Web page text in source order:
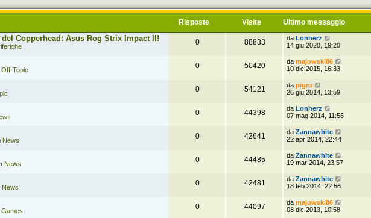
Risposte Visite Ultimo messaggio
Copperhead: Asus Rog Strix Impact II! 0 88833 da Lonherz
14 giu 2020, 19:20
Off-Topic 0 50420 da majowski86
10 dic 2015, 16:33
0 54121 da pigro
26 giu 2014, 13:59
0 44398 da Lonherz
07 mag 2014, 11:56
News 0 42641 da Zannawhite
22 apr 2014, 22:44
News 0 44485 da Zannawhite
19 mar 2014, 23:57
News 0 42481 da Zannawhite
18 feb 2014, 22:56
Games 0 44097 da majowski86
08 dic 2013, 10:58